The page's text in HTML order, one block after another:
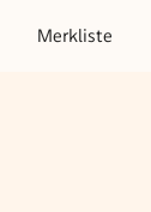
Merkliste